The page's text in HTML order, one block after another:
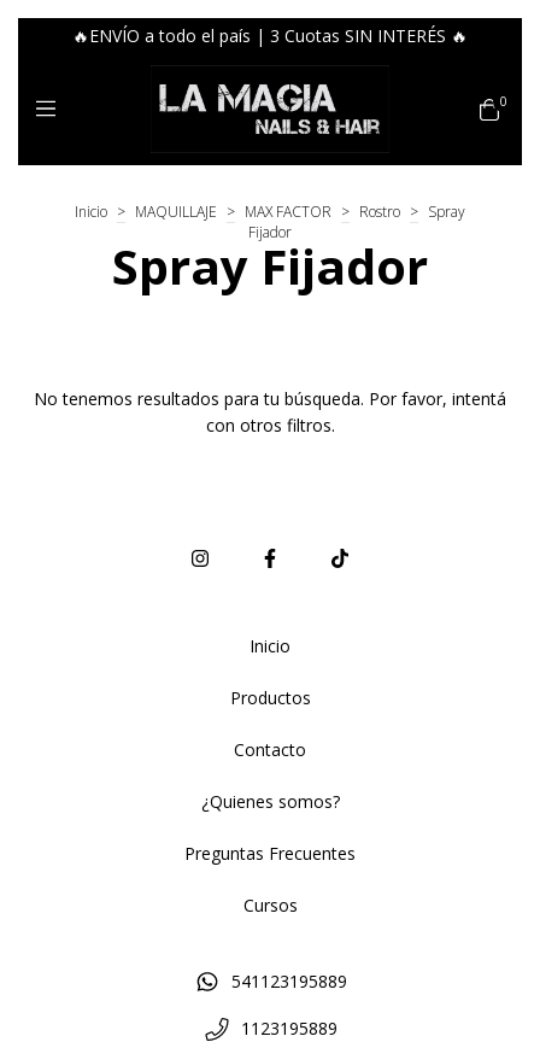
🔥ENVÍO a todo el país | 3 Cuotas SIN INTERÉS 🔥
0
Inicio > MAQUILLAJE > MAX FACTOR > Rostro > Spray
Fijador
Spray Fijador
No tenemos resultados para tu búsqueda. Por favor, intentá
con otros filtros.
Inicio
Productos
Contacto
¿Quienes somos?
Preguntas Frecuentes
Cursos
541123195889
1123195889